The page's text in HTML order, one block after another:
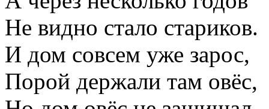
Не видно стало стариков.
И дом совсем уже зарос,
Порой держали там овёс,